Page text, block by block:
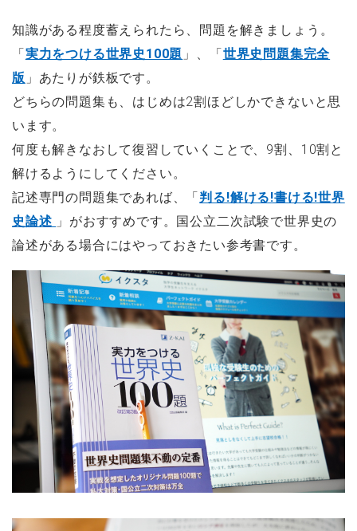
知識がある程度蓄えられたら、問題を解きましょう。
「実力をつける世界史100題 」、「世界史問題集完全
版 」あたりが鉄板です。
どちらの問題集も、はじめは2割ほどしかできないと思
います。
何度も解きなおして復習していくことで、9割、10割と
解けるようにしてください。
記述専門の問題集であれば、「判る!解ける!書ける!世界
史論述 」がおすすめです。国公立二次試験で世界史の
論述がある場合にはやっておきたい参考書です。